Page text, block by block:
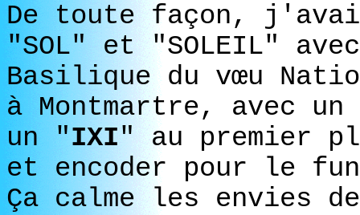
De toute façon,
"SOL" et "SOLEIL"
Basilique du vœu
à Montmartre, avec
un "IXI" au premier
et encoder pour le
Ça calme les envies